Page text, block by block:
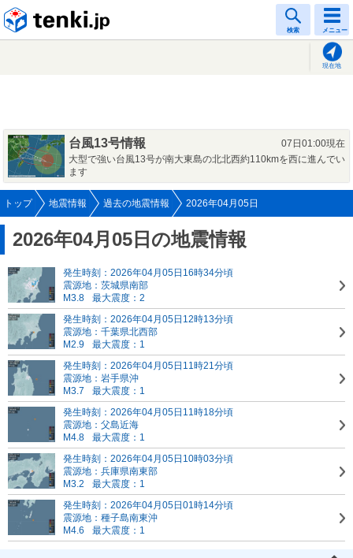
検索 メニュー
現在地
台風13号情報
07日01:00現在
大型で強い台風13号が南大東島の北北西約110kmを西に進んでい
ます
トップ 地震情報 過去の地震情報 2026年04月05日
2026年04月05日の地震情報
発生時刻：2026年04月05日16時34分頃
震源地：茨城県南部
M3.8
最大震度：2
発生時刻：2026年04月05日12時13分頃
震源地：千葉県北西部
M2.9
最大震度：1
発生時刻：2026年04月05日11時21分頃
震源地：岩手県沖
M3.7
最大震度：1
発生時刻：2026年04月05日11時18分頃
震源地：父島近海
M4.8
最大震度：1
発生時刻：2026年04月05日10時03分頃
震源地：兵庫県南東部
M3.2
最大震度：1
発生時刻：2026年04月05日01時14分頃
震源地：種子島南東沖
M4.6
最大震度：1